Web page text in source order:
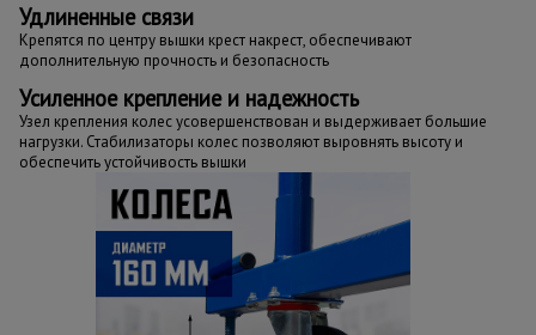
Удлиненные связи
Крепятся по центру вышки крест накрест, обеспечивают
дополнительную прочность и безопасность
Усиленное крепление и надежность
Узел крепления колес усовершенствован и выдерживает большие
нагрузки. Стабилизаторы колес позволяют выровнять высоту и
обеспечить устойчивость вышки